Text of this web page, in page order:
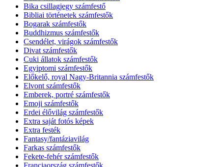
Bika csillagjegy számfestő
Bibliai történetek számfestők
Bogarak számfestők
Buddhizmus számfestők
Csendélet, virágok számfestők
Divat számfestők
Cuki állatok számfestők
Egyiptomi számfestők
Előkelő, royal Nagy-Britannia számfestők
Elvont számfestők
Emberek, portré számfestők
Emoji számfestők
Erdei élővilág számfestők
Extra saját fotós képek
Extra festék
Fantasy/fantáziavilág
Farkas számfestők
Fekete-fehér számfestők
Franciaország számfestők